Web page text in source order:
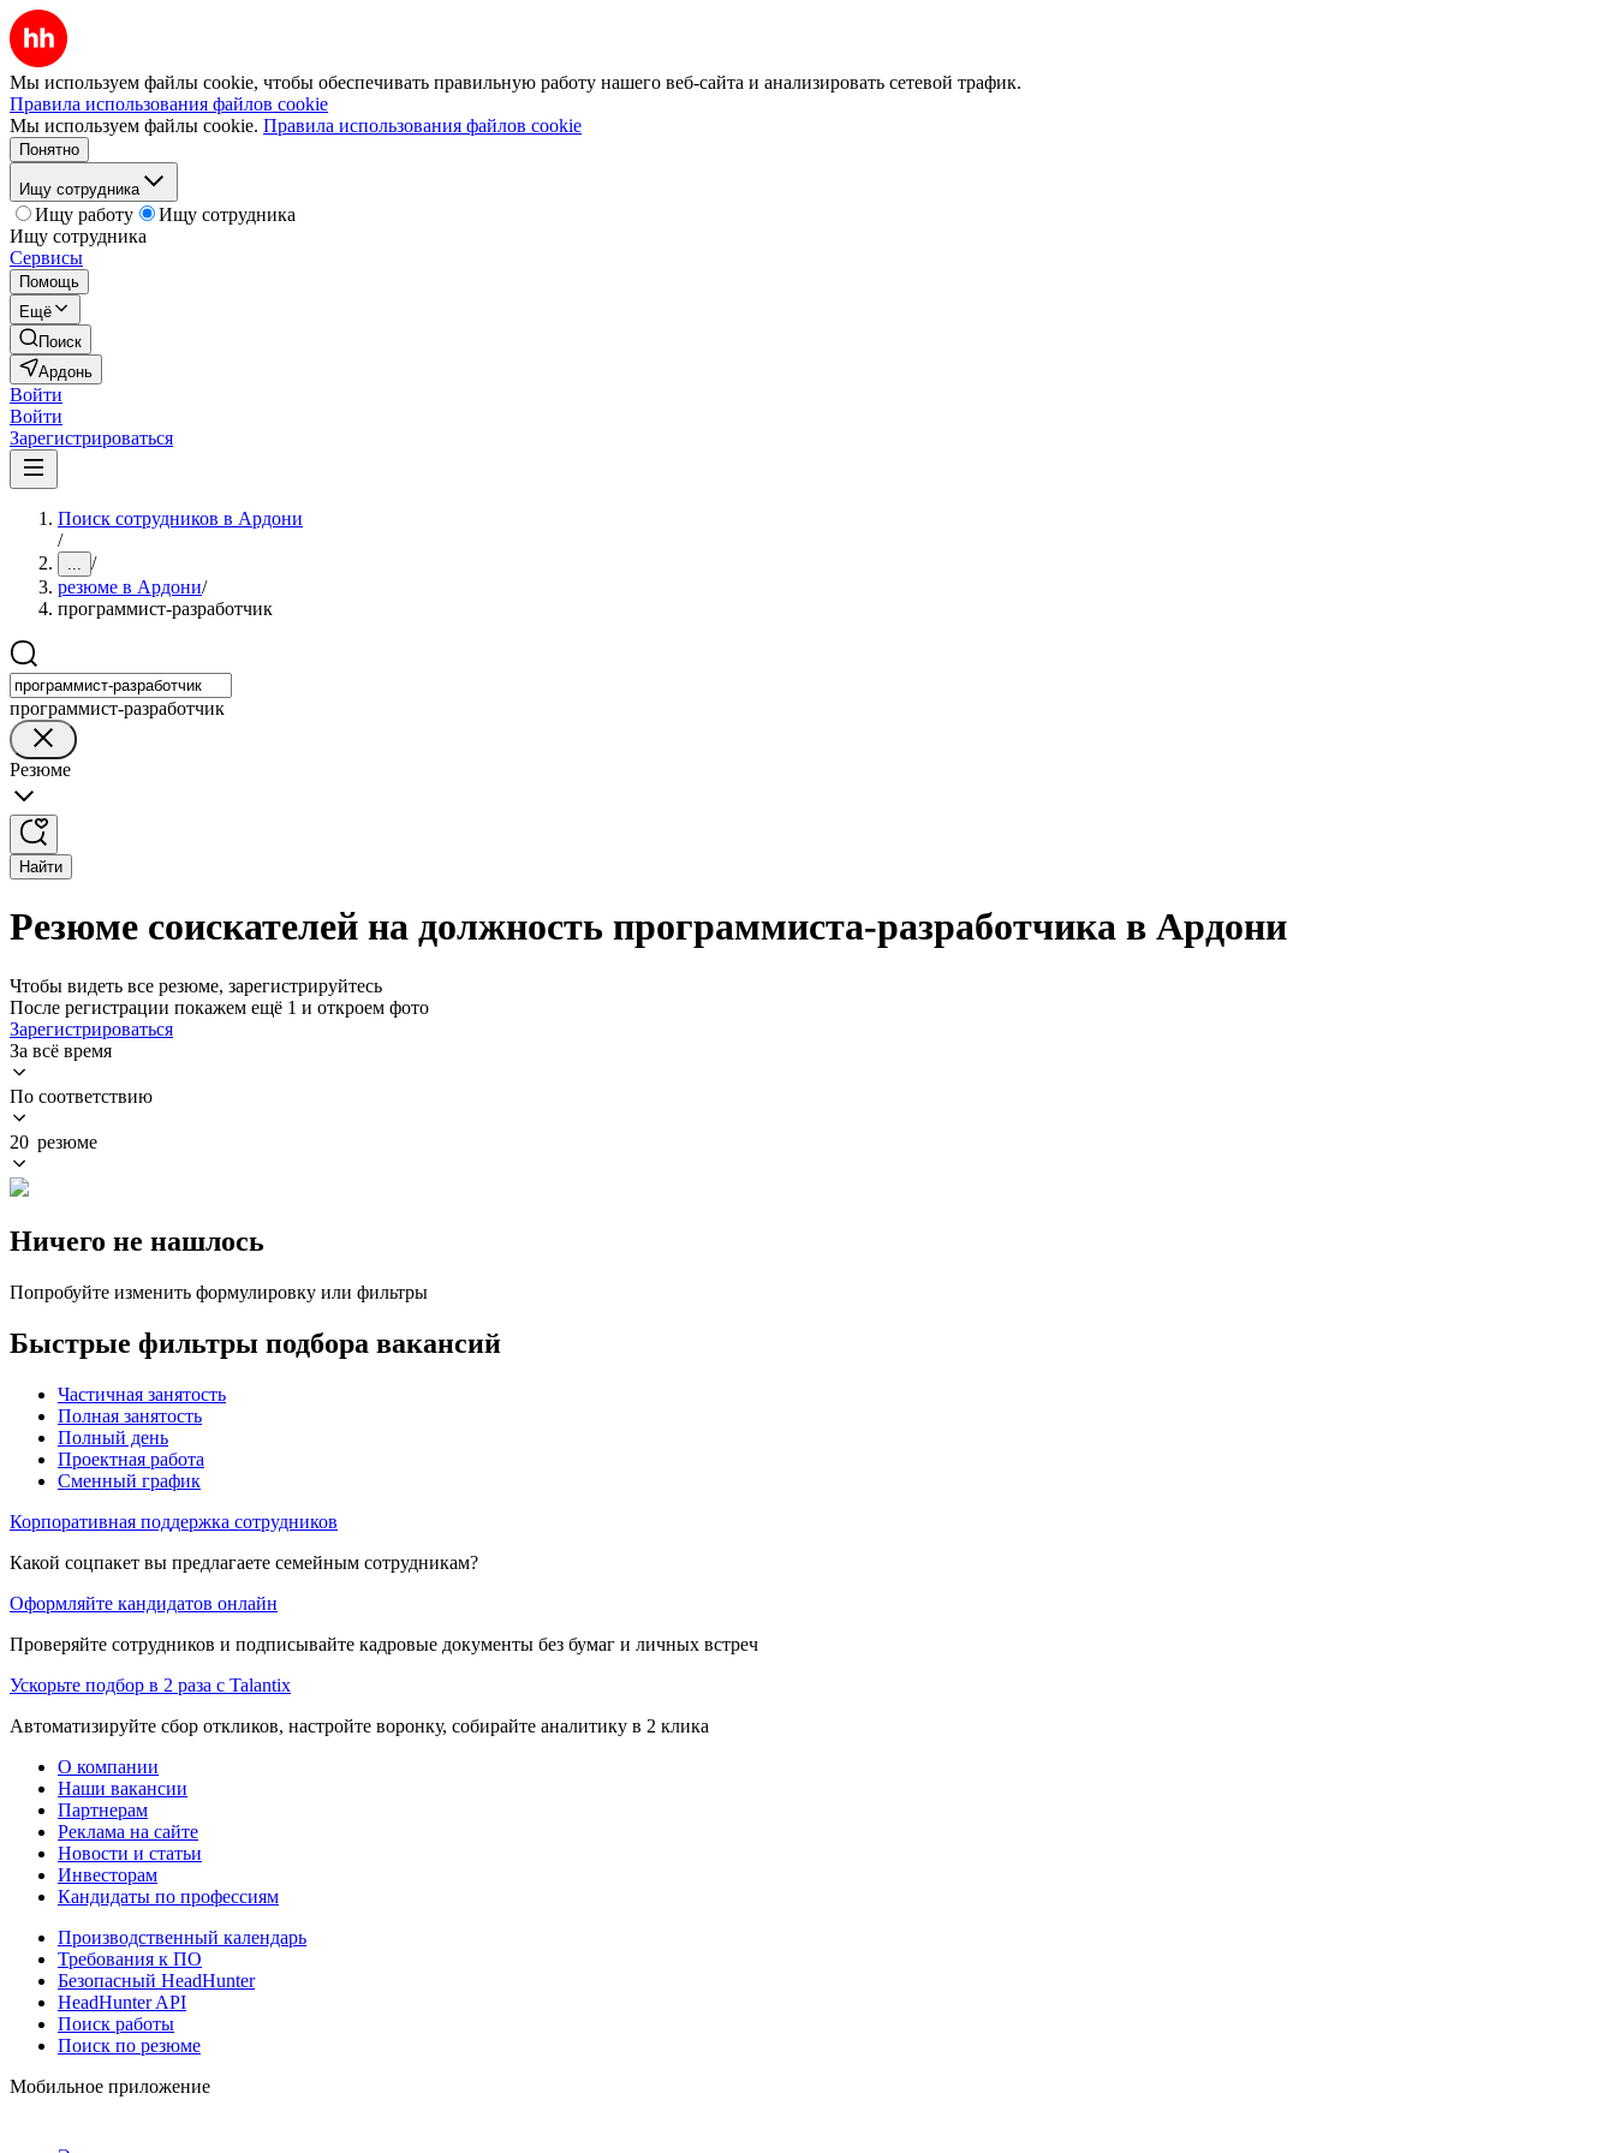
Мы используем файлы cookie, чтобы обеспечивать правильную работу нашего веб-сайта и анализировать сетевой трафик.
Правила использования файлов cookie
Мы используем файлы cookie. Правила использования файлов cookie
Понятно
Ищу сотрудника
Ищу работу
Ищу сотрудника
Ищу сотрудника
Сервисы
Помощь
Ещё
Поиск
Ардонь
Войти
Войти
Зарегистрироваться
Поиск сотрудников в Ардони
/
... /
резюме в Ардони/
программист-разработчик
программист-разработчик
Резюме
Найти
Резюме соискателей на должность программиста-разработчика в Ардони
Чтобы видеть все резюме, зарегистрируйтесь
После регистрации покажем ещё 1 и откроем фото
Зарегистрироваться
За всё время
По соответствию
20 резюме
Ничего не нашлось
Попробуйте изменить формулировку или фильтры
Быстрые фильтры подбора вакансий
Частичная занятость
Полная занятость
Полный день
Проектная работа
Сменный график
Корпоративная поддержка сотрудников
Какой соцпакет вы предлагаете семейным сотрудникам?
Оформляйте кандидатов онлайн
Проверяйте сотрудников и подписывайте кадровые документы без бумаг и личных встреч
Ускорьте подбор в 2 раза с Talantix
Автоматизируйте сбор откликов, настройте воронку, собирайте аналитику в 2 клика
О компании
Наши вакансии
Партнерам
Реклама на сайте
Новости и статьи
Инвесторам
Кандидаты по профессиям
Производственный календарь
Требования к ПО
Безопасный HeadHunter
HeadHunter API
Поиск работы
Поиск по резюме
Мобильное приложение